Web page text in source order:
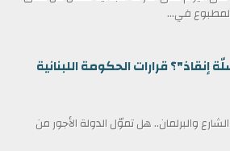
في...
قرارات الحكومة اللبنانية
والبرلمان.. هل تموّل الدولة الأجور من